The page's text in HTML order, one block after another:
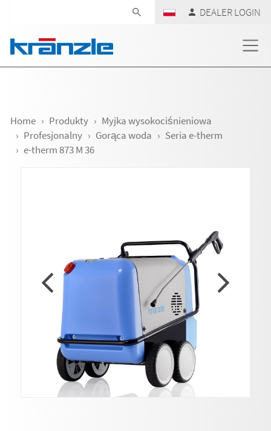
DEALER LOGIN
Home Produkty
Myjka wysokociśnieniowa
Profesjonalny
Gorąca woda
Seria e-therm
e-therm 873 M 36